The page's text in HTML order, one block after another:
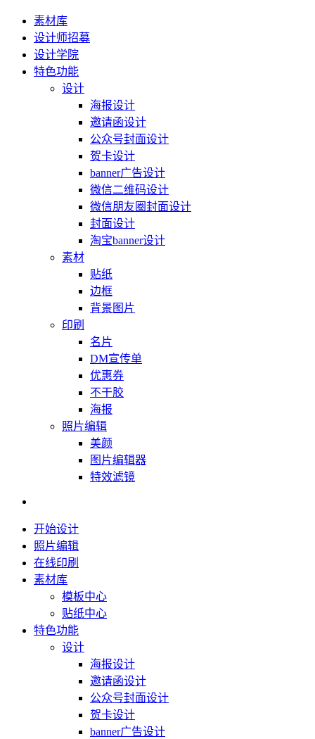
素材库
设计师招募
设计学院
特色功能
设计
海报设计
邀请函设计
公众号封面设计
贺卡设计
banner广告设计
微信二维码设计
微信朋友圈封面设计
封面设计
淘宝banner设计
素材
贴纸
边框
背景图片
印刷
名片
DM宣传单
优惠券
不干胶
海报
照片编辑
美颜
图片编辑器
特效滤镜
开始设计
照片编辑
在线印刷
素材库
模板中心
贴纸中心
特色功能
设计
海报设计
邀请函设计
公众号封面设计
贺卡设计
banner广告设计